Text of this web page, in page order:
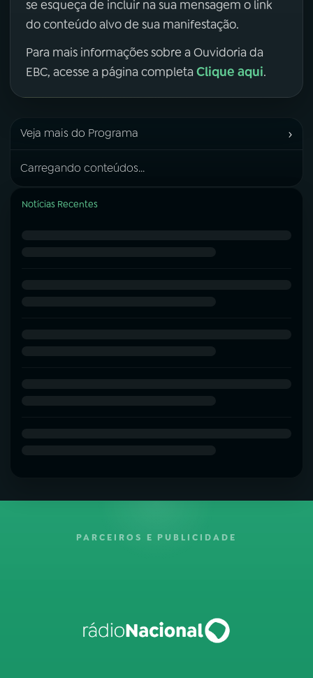
se esqueça de incluir na sua mensagem o link
do conteúdo alvo de sua manifestação.
Para mais informações sobre a Ouvidoria da
EBC, acesse a página completa Clique aqui.
Veja mais do Programa ›
Carregando conteúdos...
Notícias Recentes
PARCEIROS E PUBLICIDADE